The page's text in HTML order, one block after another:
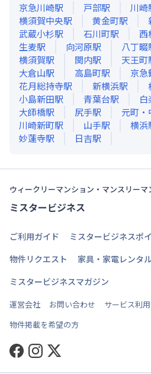
京急川崎駅 戸部駅 川崎
横須賀中央駅 黄金町駅
武蔵小杉駅 石川町駅 西
生麦駅 向河原駅 八丁畷
横須賀駅 関内駅 天王町
大倉山駅 高島町駅 京急
花月総持寺駅 新横浜駅
小島新田駅 青葉台駅 白
大師橋駅 尻手駅 元町・
川崎新町駅 山手駅 横浜
妙蓮寺駅 日吉駅
ウィークリーマンション・マンスリー
ミスタービジネス
ご利用ガイド
ミスタービジネスポ
物件リクエスト
家具・家電レンタ
ミスタービジネスマガジン
運営会社 お問い合わせ サービス利
物件掲載を希望の方
Facebook
Instagram
Twitter